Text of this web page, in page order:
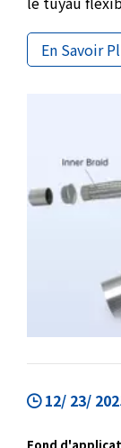
problème
En Savoir
12/ 23/